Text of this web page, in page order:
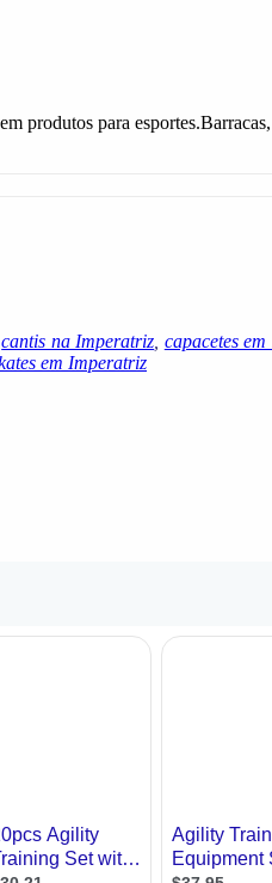
produtos para
cantis na Imperatriz capacetes
em Imperatriz